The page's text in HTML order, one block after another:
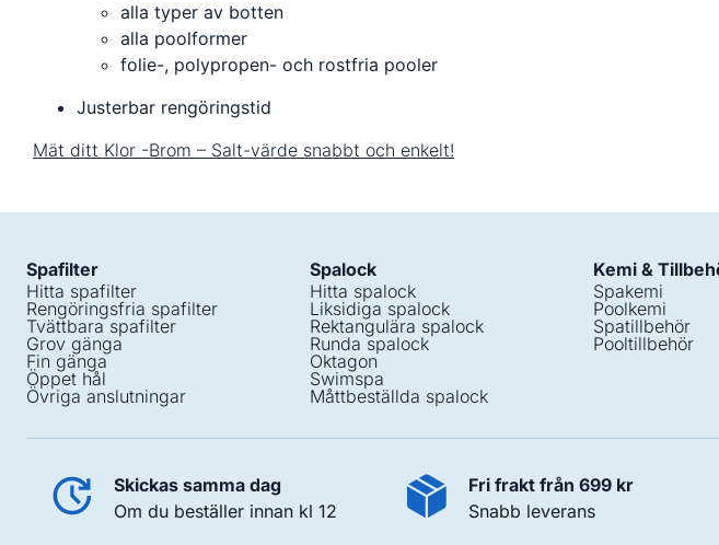
alla typer av botten
alla poolformer
folie-, polypropen- och rostfria pooler
Justerbar rengöringstid
Mät ditt Klor -Brom – Salt-värde snabbt och enkelt!
Spafilter
Hitta spafilter
Rengöringsfria spafilter
Tvättbara spafilter
Grov gänga
Fin gänga
Öppet hål
Övriga anslutningar
Spalock
Hitta spalock
Liksidiga spalock
Rektangulära spalock
Runda spalock
Oktagon
Swimspa
Måttbeställda spalock
Kemi &
Spakemi
Poolkemi
Spatillbehör
Pooltillbehör
Skickas samma dag
Om du beställer innan kl 12
Fri frakt från 699 kr
Snabb leverans